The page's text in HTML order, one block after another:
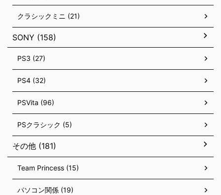
クラシックミニ (21)
SONY (158)
PS3 (27)
PS4 (32)
PSVita (96)
PSクラシック (5)
その他 (181)
Team Princess (15)
パソコン関係 (19)